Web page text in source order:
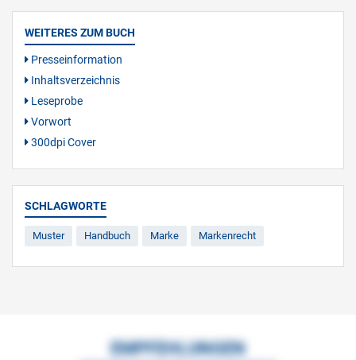
WEITERES ZUM BUCH
Presseinformation
Inhaltsverzeichnis
Leseprobe
Vorwort
300dpi Cover
SCHLAGWORTE
Muster Handbuch Marke Markenrecht
EMPFEHLUNGEN